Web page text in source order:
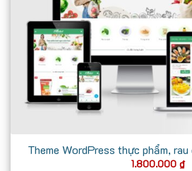
Theme WordPress thực phẩm,
1.800.000 ₫